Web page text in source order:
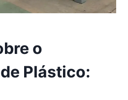
o
Plástico: